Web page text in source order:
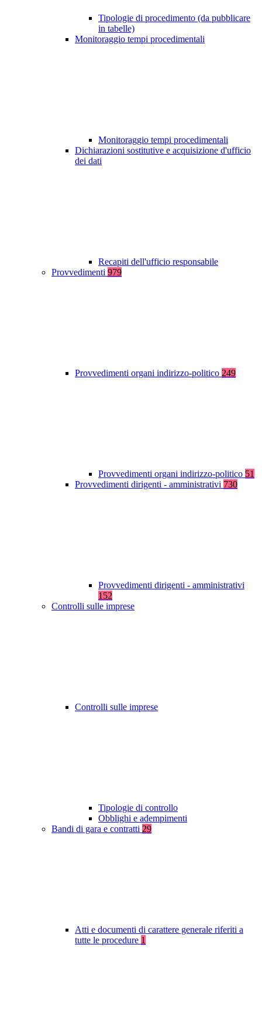
Tipologie di procedimento (da pubblicare
in tabelle)
Monitoraggio tempi procedimentali
Monitoraggio tempi procedimentali
Dichiarazioni sostitutive e acquisizione d'ufficio
dei dati
Recapiti dell'ufficio responsabile
Provvedimenti 979
Provvedimenti organi indirizzo-politico 249
Provvedimenti organi indirizzo-politico 51
Provvedimenti dirigenti - amministrativi 730
Provvedimenti dirigenti - amministrativi
152
Controlli sulle imprese
Controlli sulle imprese
Tipologie di controllo
Obblighi e adempimenti
Bandi di gara e contratti 29
Atti e documenti di carattere generale riferiti a
tutte le procedure 1